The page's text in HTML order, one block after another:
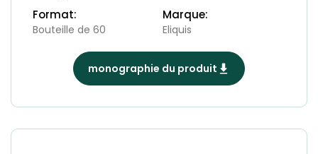
Format:
Bouteille de 60
Marque:
Eliquis
monographie du produit